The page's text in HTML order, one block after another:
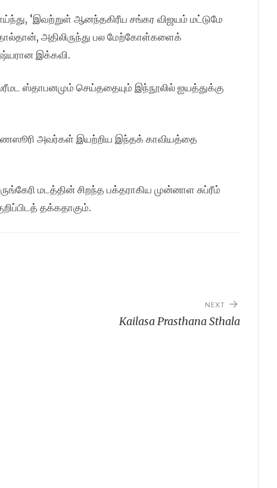
‘இவற்றுள் ஆனந்தகிரீய சங்கர விஜயம் மட்டுமே
அதிலிருந்து பல மேற்கோள்களைக்
இக்கவி.
ஸ்தாபனமும் செய்ததையும் இந்நூலில் ஐயத்துக்கு
அவர்கள் இயற்றிய இந்தக் காவியத்தை
மடத்தின் சிறந்த பக்தராகிய முன்னாள சுப்ரீம்
தக்கதாகும்.
NEXT
Kailasa Prasthana Sthala